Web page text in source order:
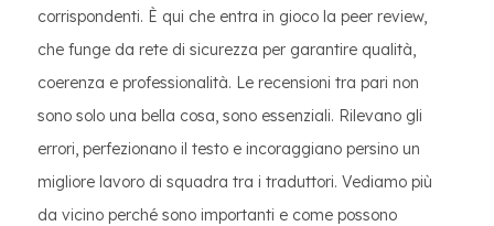
corrispondenti. È qui che entra in gioco la peer review,
che funge da rete di sicurezza per garantire qualità,
coerenza e professionalità. Le recensioni tra pari non
sono solo una bella cosa, sono essenziali. Rilevano gli
errori, perfezionano il testo e incoraggiano persino un
migliore lavoro di squadra tra i traduttori. Vediamo più
da vicino perché sono importanti e come possono